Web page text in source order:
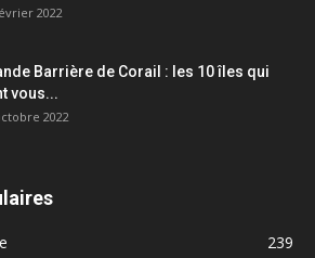
2022
Barrière de Corail : les 10 îles qui
vous...
2022
239